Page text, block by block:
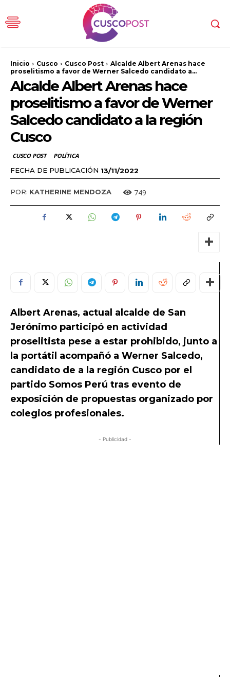
Inicio Cusco Cusco Post
Alcalde Albert Arenas hace
proselitismo a favor de Werner Salcedo candidato a...
Alcalde Albert Arenas hace
proselitismo a favor de Werner
Salcedo candidato a la región
Cusco
CUSCO POST POLÍTICA
FECHA DE PUBLICACIÓN 13/11/2022
POR: KATHERINE MENDOZA 749
Albert Arenas, actual alcalde de San
Jerónimo participó en actividad
proselitista pese a estar prohibido, junto a
la portátil acompañó a Werner Salcedo,
candidato de a la región Cusco por el
partido Somos Perú tras evento de
exposición de propuestas organizado por
colegios profesionales.
- Publicidad -